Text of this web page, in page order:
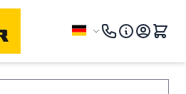
Sprache